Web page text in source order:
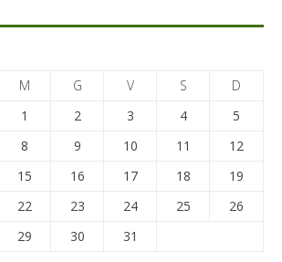
M G V S
D
1
2 3 4
5
8 9 10 11
12
15 16 17 18
19
22 23 24 25
26
29 30 31